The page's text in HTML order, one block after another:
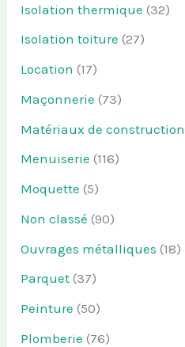
Isolation thermique (32)
Isolation toiture (27)
Location (17)
Maçonnerie (73)
Matériaux de construction
Menuiserie (116)
Moquette (5)
Non classé (90)
Ouvrages métalliques (18)
Parquet (37)
Peinture (50)
Plomberie (76)